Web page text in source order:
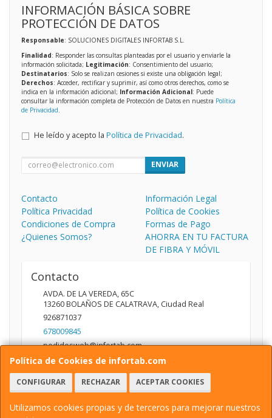
Política de Cookies de infortab.com
CONFIGURAR RECHAZAR ACEPTAR COOKIES
Utilizamos cookies propias y de terceros para mejorar nuestros
INFORMACIÓN BÁSICA SOBRE
PROTECCIÓN DE DATOS
Responsable: SOLUCIONES DIGITALES INFORTAB S.L.
Finalidad: Responder las consultas planteadas por el usuario y enviarle la
información solicitada; Legitimación: Consentimiento del usuario;
Destinatarios: Solo se realizan cesiones si existe una obligación legal;
Derechos: Acceder, rectificar y suprimir, así como otros derechos, como se
indica en la información adicional; Información Adicional: Puede
consultar la información completa de Protección de Datos en nuestra Política
de Privacidad
He leído y acepto la Política de Privacidad.
ENVIAR
Contacto
Información Legal
Política Privacidad
Política de Cookies
Condiciones de Compra
Formas de Pago
¿Quienes Somos?
AHORRA EN TU FACTURA
DE FIBRA Y MÓVIL
Contacto
AVDA. DE LA VEREDA, 65C
13260BOLAÑOS DE CALATRAVA, Ciudad Real
926871037
678009845
pedidosweb@infortab.com
Horario
10:00 A 14:00 17:00 A 20:30